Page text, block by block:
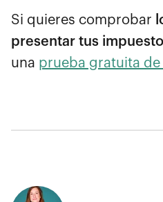
Si quieres comprobar
presentar tus
una prueba gratuita de